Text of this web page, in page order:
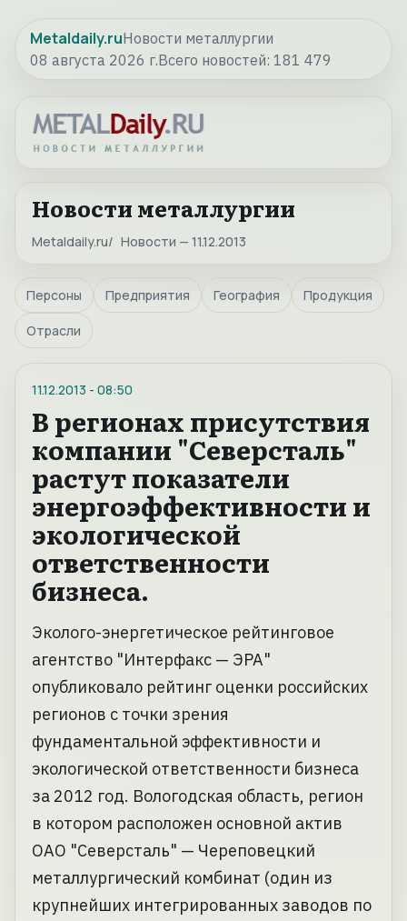
Metaldaily.ruНовости металлургии
08 августа 2026 г.Всего новостей: 181 479
Новости металлургии
Metaldaily.ru Новости — 11.12.2013
Персоны Предприятия География Продукция
Отрасли
11.12.2013 - 08:50
В регионах присутствия
компании "Северсталь"
растут показатели
энергоэффективности и
экологической
ответственности
бизнеса.
Эколого-энергетическое рейтинговое
агентство "Интерфакс — ЭРА"
опубликовало рейтинг оценки российских
регионов с точки зрения
фундаментальной эффективности и
экологической ответственности бизнеса
за 2012 год. Вологодская область, регион
в котором расположен основной актив
ОАО "Северсталь" — Череповецкий
металлургический комбинат (один из
крупнейших интегрированных заводов по